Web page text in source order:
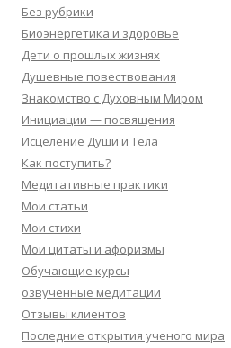
Без рубрики
Биоэнергетика и здоровье
Дети о прошлых жизнях
Душевные повествования
Знакомство с Духовным Миром
Инициации — посвящения
Исцеление Души и Тела
Как поступить?
Медитативные практики
Мои статьи
Мои стихи
Мои цитаты и афоризмы
Обучающие курсы
озвученные медитации
Отзывы клиентов
Последние открытия ученого мира